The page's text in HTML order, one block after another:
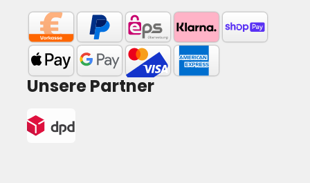
Unsere Partner